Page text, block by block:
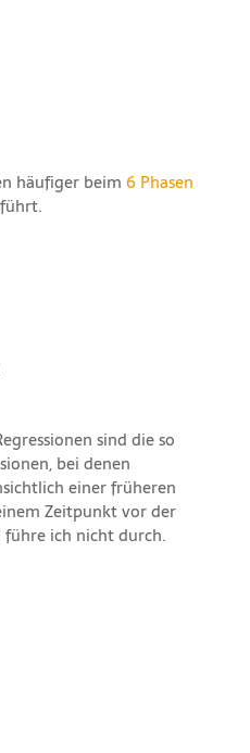
häufiger beim 6 Phasen
sind die so
bei denen
einer früheren
Zeitpunkt vor der
führe ich nicht durch.